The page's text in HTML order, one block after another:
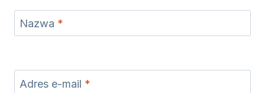
Nazwa *
Adres e-mail *